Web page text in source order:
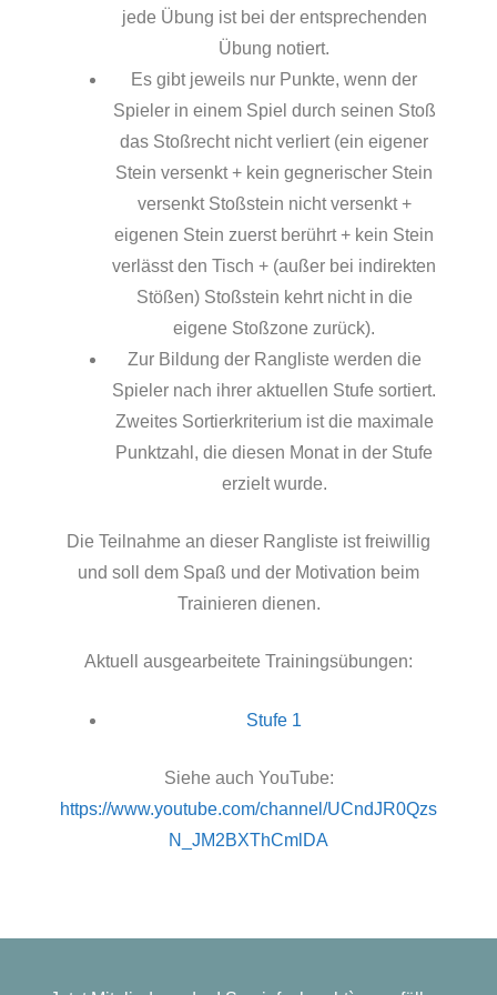
jede Übung ist bei der entsprechenden
Übung notiert.
Es gibt jeweils nur Punkte, wenn der
Spieler in einem Spiel durch seinen Stoß
das Stoßrecht nicht verliert (ein eigener
Stein versenkt + kein gegnerischer Stein
versenkt Stoßstein nicht versenkt +
eigenen Stein zuerst berührt + kein Stein
verlässt den Tisch + (außer bei indirekten
Stößen) Stoßstein kehrt nicht in die
eigene Stoßzone zurück).
Zur Bildung der Rangliste werden die
Spieler nach ihrer aktuellen Stufe sortiert.
Zweites Sortierkriterium ist die maximale
Punktzahl, die diesen Monat in der Stufe
erzielt wurde.
Die Teilnahme an dieser Rangliste ist freiwillig
und soll dem Spaß und der Motivation beim
Trainieren dienen.
Aktuell ausgearbeitete Trainingsübungen:
Stufe 1
Siehe auch YouTube:
https://www.youtube.com/channel/UCndJR0Qzs
N_JM2BXThCmlDA